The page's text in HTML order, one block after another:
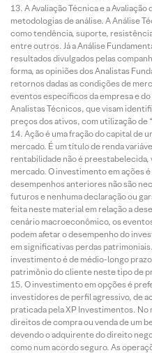
A Avaliação Técnica e a
metodologias de análise. A Análise
como tendência, suporte,
entre outros. Já a Análise
resultados divulgados pelas
forma, as opiniões dos Analistas
retornos dadas as condições de
eventos específicos da empresa e
Analistas Técnicos, que visam
preços dos ativos, com utilização de
Ação é uma fração do capital de
mercado. É um título de renda
rentabilidade não é
mercado. O investimento em ações
desempenhos anteriores não são
futuros e nenhuma declaração ou
feita neste material em relação a
cenário macroeconômico, os
podem afetar o desempenho do
em significativas perdas
investimento é de médio-longo
patrimônio do cliente neste tipo de
O investimento em opções é
investidores de perfil agressivo, de
praticada pela XP Investimentos.
direitos de compra ou venda de um
devendo o adquirente do direito
como num acordo seguro. As